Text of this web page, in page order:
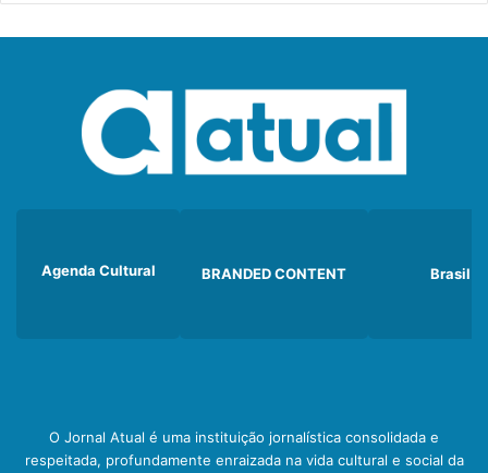
Agenda Cultural BRANDED CONTENT Brasil
O Jornal Atual é uma instituição jornalística consolidada e
respeitada, profundamente enraizada na vida cultural e social da